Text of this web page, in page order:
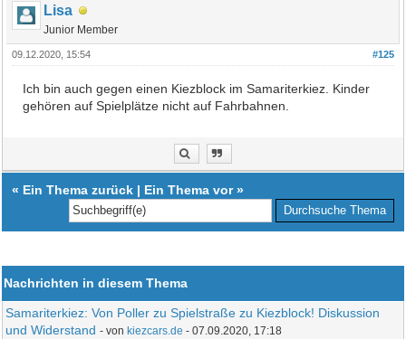
Lisa
Junior Member
#125
09.12.2020, 15:54
Ich bin auch gegen einen Kiezblock im Samariterkiez. Kinder
gehören auf Spielplätze nicht auf Fahrbahnen.
« Ein Thema zurück | Ein Thema vor»
Nachrichten in diesem Thema
Samariterkiez: Von Poller zu Spielstraße zu Kiezblock! Diskussion
und Widerstand - von kiezcars.de - 07.09.2020, 17:18